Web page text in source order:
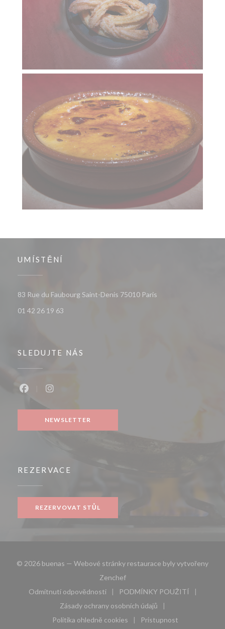
UMÍSTĚNÍ
83 Rue du Faubourg Saint-Denis 75010 Paris
01 42 26 19 63
SLEDUJTE NÁS
NEWSLETTER
REZERVACE
REZERVOVAT STŮL
© 2026 buenas — Webové stránky restaurace byly vytvořeny
Zenchef((otevře se v novém okně))
Odmítnutí odpovědnosti
((otevře se v novém okně))
PODMÍNKY POUŽITÍ
((otevře se v novém
Zásady ochrany osobních údajů
((otevře se v novém okně))
Politika ohledně cookies
((otevře se v novém okně))
Pristupnost
((otevře se v novém